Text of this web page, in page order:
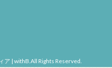
| withB.All Rights Reserved.